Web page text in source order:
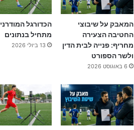
המאבק על שיבוצי
החטיבה הצעירה
מחריף: פנייה לבית הדין
ולשר הספורט
6 באוגוסט 2026
הכדורגל המודרני
מתחיל בנתונים
13 ביולי 2026